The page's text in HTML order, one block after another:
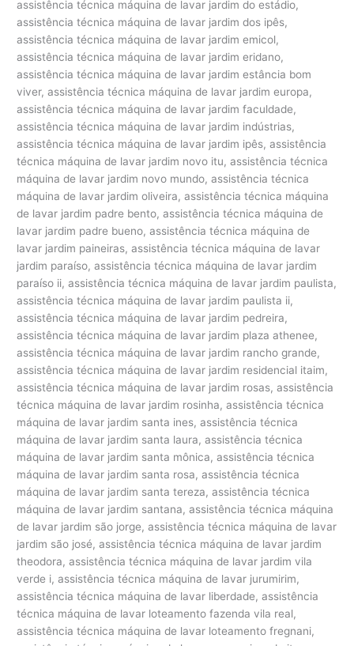
assistência técnica máquina de lavar jardim do estádio,
assistência técnica máquina de lavar jardim dos ipês,
assistência técnica máquina de lavar jardim emicol,
assistência técnica máquina de lavar jardim eridano,
assistência técnica máquina de lavar jardim estância bom
viver, assistência técnica máquina de lavar jardim europa,
assistência técnica máquina de lavar jardim faculdade,
assistência técnica máquina de lavar jardim indústrias,
assistência técnica máquina de lavar jardim ipês, assistência
técnica máquina de lavar jardim novo itu, assistência técnica
máquina de lavar jardim novo mundo, assistência técnica
máquina de lavar jardim oliveira, assistência técnica máquina
de lavar jardim padre bento, assistência técnica máquina de
lavar jardim padre bueno, assistência técnica máquina de
lavar jardim paineiras, assistência técnica máquina de lavar
jardim paraíso, assistência técnica máquina de lavar jardim
paraíso ii, assistência técnica máquina de lavar jardim paulista,
assistência técnica máquina de lavar jardim paulista ii,
assistência técnica máquina de lavar jardim pedreira,
assistência técnica máquina de lavar jardim plaza athenee,
assistência técnica máquina de lavar jardim rancho grande,
assistência técnica máquina de lavar jardim residencial itaim,
assistência técnica máquina de lavar jardim rosas, assistência
técnica máquina de lavar jardim rosinha, assistência técnica
máquina de lavar jardim santa ines, assistência técnica
máquina de lavar jardim santa laura, assistência técnica
máquina de lavar jardim santa mônica, assistência técnica
máquina de lavar jardim santa rosa, assistência técnica
máquina de lavar jardim santa tereza, assistência técnica
máquina de lavar jardim santana, assistência técnica máquina
de lavar jardim são jorge, assistência técnica máquina de lavar
jardim são josé, assistência técnica máquina de lavar jardim
theodora, assistência técnica máquina de lavar jardim vila
verde i, assistência técnica máquina de lavar jurumirim,
assistência técnica máquina de lavar liberdade, assistência
técnica máquina de lavar loteamento fazenda vila real,
assistência técnica máquina de lavar loteamento fregnani,